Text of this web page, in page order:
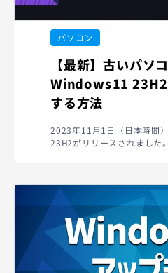
パソコン
【最新】古いパソ
Windows11 23H2
する方法
2023年11月1日（日本時間
23H2がリリースされました